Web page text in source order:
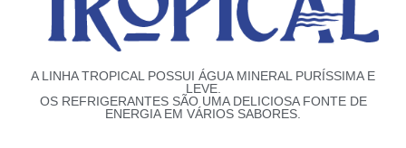
A LINHA TROPICAL POSSUI ÁGUA MINERAL PURÍSSIMA E
LEVE.
OS REFRIGERANTES SÃO UMA DELICIOSA FONTE DE
ENERGIA EM VÁRIOS SABORES.